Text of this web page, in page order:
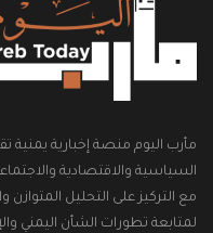
مأرب اليوم منصة إخبارية يمنية
السياسية والاقتصادية
مع التركيز على التحليل
لمتابعة تطورات الشأن اليمني